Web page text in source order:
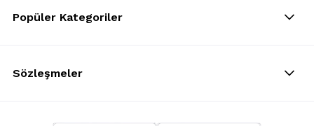
Popüler Kategoriler
Sözleşmeler